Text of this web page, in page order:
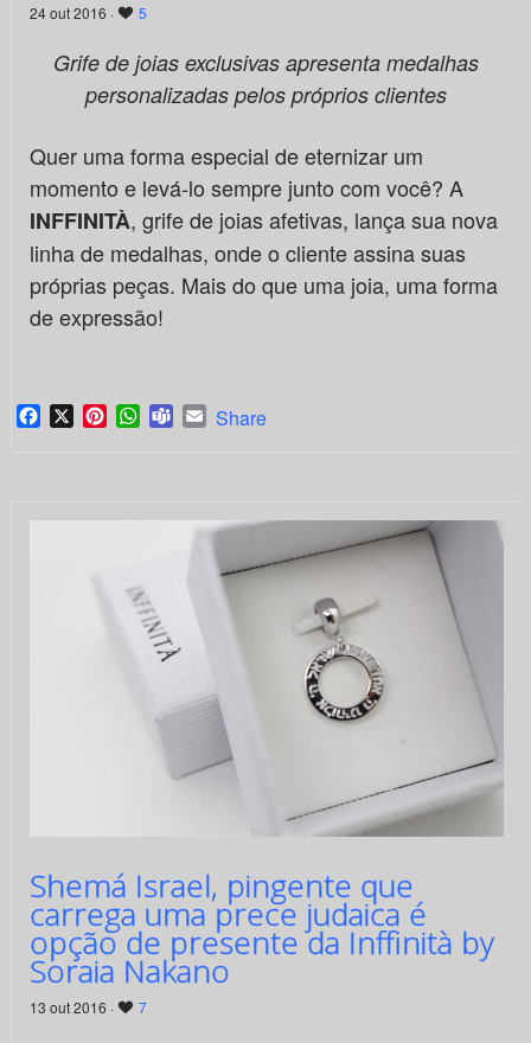
24 out 2016 · 5
Grife de joias exclusivas apresenta medalhas
personalizadas pelos próprios clientes
Quer uma forma especial de eternizar um
momento e levá-lo sempre junto com você? A
INFFINITÀ, grife de joias afetivas, lança sua nova
linha de medalhas, onde o cliente assina suas
próprias peças. Mais do que uma joia, uma forma
de expressão!
Facebook
X PinterestWhatsApp
TeamsEmail
Share
Shemá Israel, pingente que
carrega uma prece judaica é
opção de presente da Inffinità by
Soraia Nakano
13 out 2016 · 7